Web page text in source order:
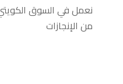
من الإنجازات